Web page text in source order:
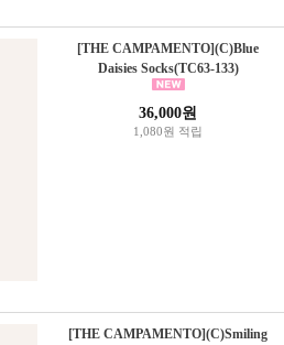
[THE CAMPAMENTO](C)Blue
Daisies Socks(TC63-133)
36,000원
1,080원 적립
[THE CAMPAMENTO](C)Smiling